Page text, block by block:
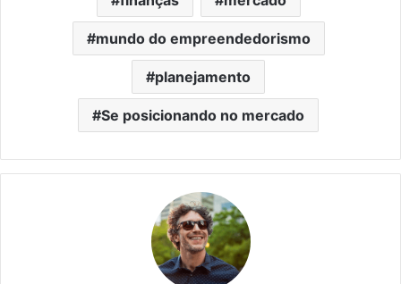
mundo do empreendedorismo
planejamento
Se posicionando no mercado